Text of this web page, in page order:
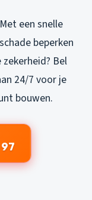
een snelle
beperken
Bel
24/7 voor je
bouwen.